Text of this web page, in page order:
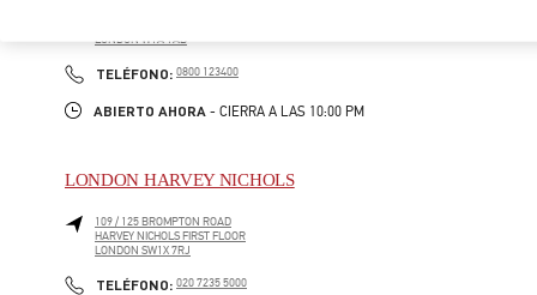
LONDON W1A 1AB
TELÉFONO: PHONE
0800 123400
ABIERTO AHORA - CIERRA A LAS 10:00 PM
LONDON HARVEY NICHOLS
109 / 125 BROMPTON ROAD
HARVEY NICHOLS FIRST FLOOR
LONDON SW1X 7RJ
TELÉFONO: PHONE
020 7235 5000